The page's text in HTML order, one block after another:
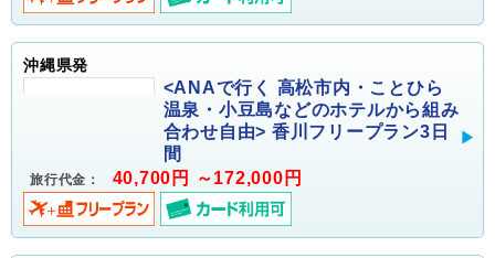
沖縄県発
<ANAで行く 高松市内・ことひら
温泉・小豆島などのホテルから組み
合わせ自由> 香川フリープラン3日
間
旅行代金： 40,700円 ～172,000円